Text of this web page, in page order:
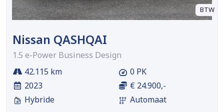
BTW
Nissan QASHQAI
1.5 e-Power Business Design
42.115 km
2023
Hybride
0 PK
€ 24.900,-
Automaat